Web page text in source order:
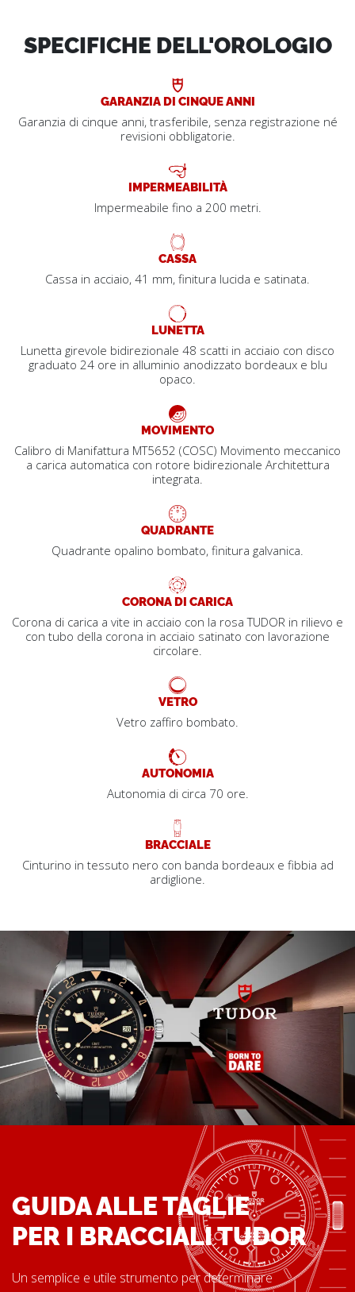
SPECIFICHE DELL'OROLOGIO
GARANZIA DI CINQUE ANNI
Garanzia di cinque anni, trasferibile, senza registrazione né
revisioni obbligatorie.
IMPERMEABILITÀ
Impermeabile fino a 200 metri.
CASSA
Cassa in acciaio, 41 mm, finitura lucida e satinata.
LUNETTA
Lunetta girevole bidirezionale 48 scatti in acciaio con disco
graduato 24 ore in alluminio anodizzato bordeaux e blu
opaco.
MOVIMENTO
Calibro di Manifattura MT5652 (COSC) Movimento meccanico
a carica automatica con rotore bidirezionale Architettura
integrata.
QUADRANTE
Quadrante opalino bombato, finitura galvanica.
CORONA DI CARICA
Corona di carica a vite in acciaio con la rosa TUDOR in rilievo e
con tubo della corona in acciaio satinato con lavorazione
circolare.
VETRO
Vetro zaffiro bombato.
AUTONOMIA
Autonomia di circa 70 ore.
BRACCIALE
Cinturino in tessuto nero con banda bordeaux e fibbia ad
ardiglione.
GUIDA ALLE TAGLIE
PER I BRACCIALI TUDOR
Un semplice e utile strumento per determinare